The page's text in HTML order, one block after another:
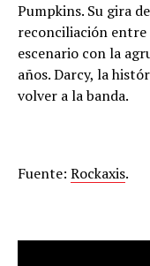
Pumpkins. Su gira
reconciliación entre
escenario con la
años. Darcy, la
volver a la banda.
Fuente: Rockaxis.